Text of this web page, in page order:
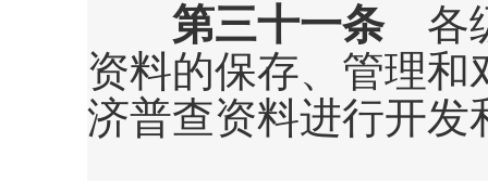
第三十一条各级
资料的保存、管理
济普查资料进行开发